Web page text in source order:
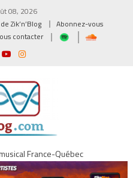
08, 2026
Zik’n’Blog
Abonnez-vous
contacter
France-Québec